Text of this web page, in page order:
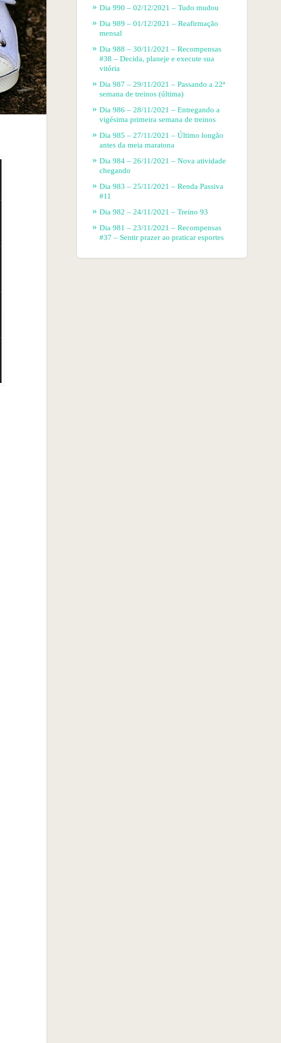
Dia 990 – 02/12/2021 – Tudo mudou
Dia 989 – 01/12/2021 – Reafirmação
mensal
Dia 988 – 30/11/2021 – Recompensas
#38 – Decida, planeje e execute sua
vitória
Dia 987 – 29/11/2021 – Passando a 22ª
semana de treinos (última)
Dia 986 – 28/11/2021 – Entregando a
vigésima primeira semana de treinos
Dia 985 – 27/11/2021 – Último longão
antes da meia maratona
Dia 984 – 26/11/2021 – Nova atividade
chegando
Dia 983 – 25/11/2021 – Renda Passiva
#11
Dia 982 – 24/11/2021 – Treino 93
Dia 981 – 23/11/2021 – Recompensas
#37 – Sentir prazer ao praticar esportes